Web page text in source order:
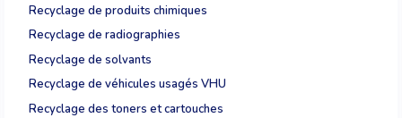
Recyclage de produits chimiques
Recyclage de radiographies
Recyclage de solvants
Recyclage de véhicules usagés VHU
Recyclage des toners et cartouches